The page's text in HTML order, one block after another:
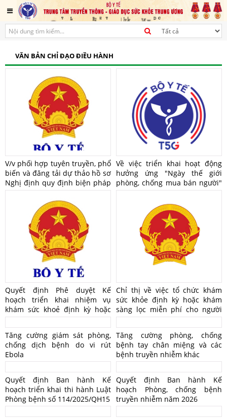
VĂN BẢN CHỈ ĐẠO ĐIỀU HÀNH
V/v phối hợp tuyên truyền, phổ
biến và đăng tải dự thảo hồ sơ
Nghị định quy định biện pháp
quản lý hóa chất, chế phẩm
diệt côn trùng, diệt khuẩn
dùng trong lĩnh vực gia dụng
Về việc triển khai hoạt động
hưởng ứng "Ngày thế giới
phòng, chống mua bán người"
và "Ngày toàn dân phòng,
chống mua bán người" năm
Quyết định Phê duyệt Kế
hoạch triển khai nhiệm vụ
khám sức khoẻ định kỳ hoặc
khám sàng lọc miễn phí ít nhất
mỗi năm một lần cho người
dân
Chỉ thị về việc tổ chức khám
sức khỏe định kỳ hoặc khám
sàng lọc miễn phí cho người
dân
Tăng cường giám sát phòng,
chống dịch bệnh do vi rút
Ebola
Tăng cường phòng, chống
bệnh tay chân miệng và các
bệnh truyền nhiễm khác
Quyết định Ban hành Kế
hoạch triển khai thi hành Luật
Phòng bệnh số 114/2025/QH15
Quyết định Ban hành Kế
hoạch Phòng, chống bệnh
truyền nhiễm năm 2026